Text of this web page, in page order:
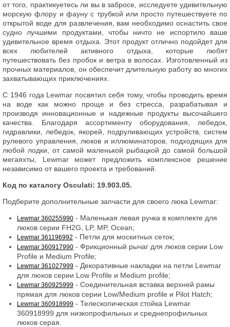
от того, практикуетесь ли вы в забросе, исследуете удивительную
морскую флору и фауну с трубкой или просто путешествуете по
открытой воде для развлечения, вам необходимо оснастить свое
судно лучшими продуктами, чтобы ничто не испортило ваше
удивительное время отдыха. Этот продукт отлично подойдет для
всех любителей активного отдыха, которые любят
путешествовать без пробок и ветра в волосах. Изготовленный из
прочных материалов, он обеспечит длительную работу во многих
захватывающих приключениях.
С 1946 года Lewmar посвятил себя тому, чтобы проводить время
на воде как можно проще и без стресса, разрабатывая и
производя инновационные и надежные продукты высочайшего
качества. Благодаря ассортименту оборудования, лебедок,
гидравлики, лебедок, якорей, подруливающих устройств, систем
рулевого управления, люков и иллюминаторов, подходящих для
любой лодки, от самой маленькой рыбацкой до самой большой
мегаяхты, Lewmar может предложить комплексное решение
независимо от вашего проекта и требований.
Код по каталогу Osculati: 19.903.05.
Подберите дополнительные запчасти для своего люка Lewmar:
Lewmar 360255990 - Маленькая левая ручка в комплекте для
люков серии FH2G, LP, MP, Ocean;
Lewmar 361196992 - Петли для москитных сеток;
Lewmar 360917990 - Фрикционный рычаг для люков серии Low
Profile и Medium Profile;
Lewmar 361027999 - Декоративные накладки на петли Lewmar
для люков серии Low Profile и Medium profile;
Lewmar 360925999 - Соединительная вставка верхней рамы
прямая для люков серии Low/Medium profile и Pilot Hatch;
Lewmar 360918999 - Телескопическая стойка Lewmar
360918999 для низкопрофильных и среднепрофильных
люков серая.